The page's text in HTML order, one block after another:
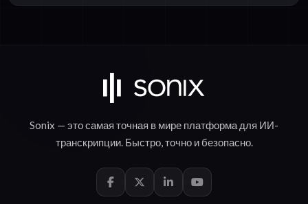
Sonix — это самая точная в мире платформа для ИИ-
транскрипции. Быстро,точнои безопасно.